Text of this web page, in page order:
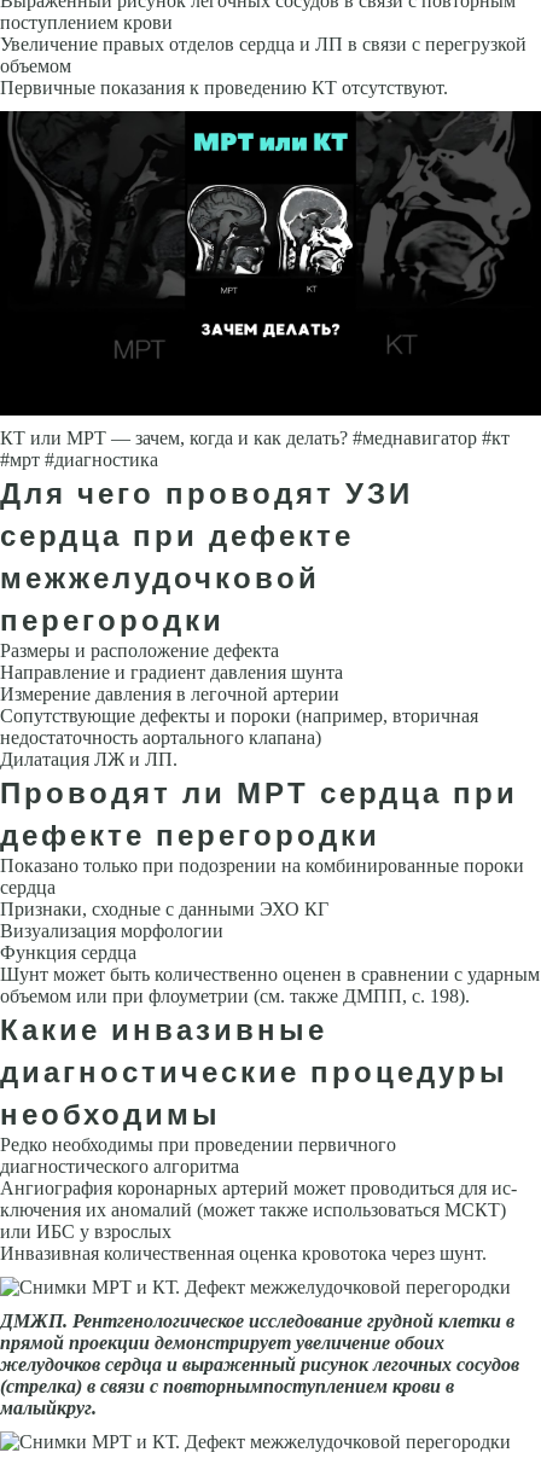
поступлением крови
Увеличение правых отделов сердца и ЛП в связи с перегрузкой
объемом
Первичные показания к проведению КТ отсутствуют.
КТ или МРТ — зачем, когда и как делать? #меднавигатор #кт
#мрт #диагностика
Для чего проводят УЗИ
сердца при дефекте
межжелудочковой
перегородки
Размеры и расположение дефекта
Направление и градиент давления шунта
Измерение давления в легочной артерии
Сопутствующие де­фекты и пороки (например, вторичная
недостаточность аортального кла­пана)
Дилатация ЛЖ и ЛП.
Проводят ли МРТ сердца при
дефекте перегородки
Показано только при подозрении на комбинированные пороки
серд­ца
Признаки, сходные с данными ЭХО КГ
Визуализация морфологии
Функция сердца
Шунт может быть количественно оценен в сравнении с ударным
объемом или при флоуметрии (см. также ДМПП, с. 198).
Какие инвазивные
диагностические процедуры
необходимы
Редко необходимы при проведении первичного
диагностического алго­ритма
Ангиография коронарных артерий может проводиться для ис­
ключения их аномалий (может также использоваться МСКТ)
или ИБС у взрослых
Инвазивная количественная оценка кровотока через шунт.
ДМЖП. Рентгенологическое исследование грудной клетки в
прямой проекции демонстрирует увеличение обоих
желудочков сердца и выраженный рисунок легочных сосудов
(стрелка) в связи с повторнымпоступлением крови в
малыйкруг.